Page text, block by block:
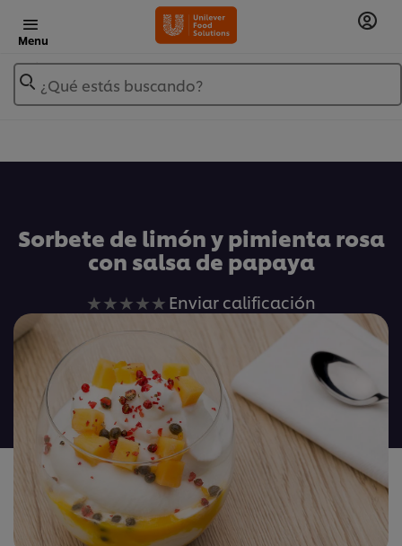
Menu
¿Qué estás buscando?
Sorbete de limón y pimienta rosa
con salsa de papaya
No
han
enviado
calificaciones
para
recipe
Enviar calificación